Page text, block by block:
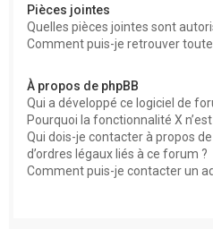
Pièces jointes
Quelles pièces jointes sont
Comment puis-je retrouver
À propos de phpBB
Qui a développé ce logiciel de
Pourquoi la fonctionnalité X
Qui dois-je contacter à propos
d’ordres légaux liés à ce forum ?
Comment puis-je contacter un